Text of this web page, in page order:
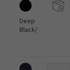
Deep
Black/